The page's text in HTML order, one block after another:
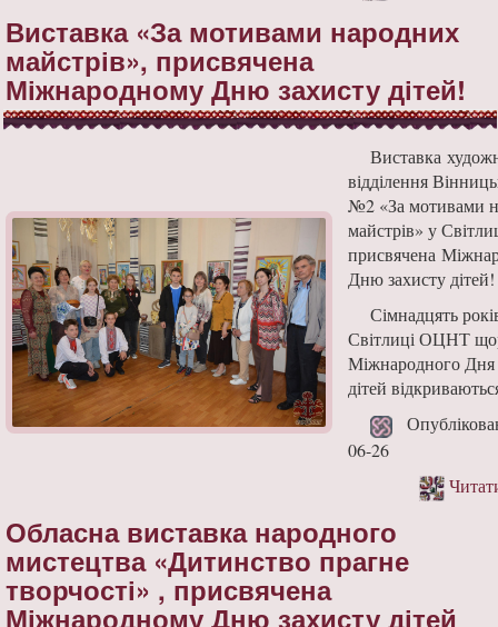
Виставка «За мотивами народних
майстрів», присвячена
Міжнародному Дню захисту дітей!
Виставка
відділення
№2 «За мотивами
майстрів» у
присвячена
Дню захисту дітей!
Сімнадцять
Світлиці ОЦНТ
Міжнародного Дня
дітей
06-26
Обласна виставка народного
мистецтва «Дитинство прагне
творчості» , присвячена
Міжнародному Дню захисту дітей